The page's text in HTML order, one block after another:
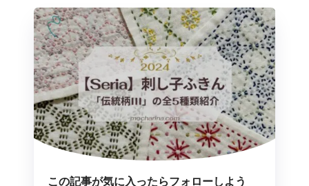
この記事が気に入ったらフォローしよう